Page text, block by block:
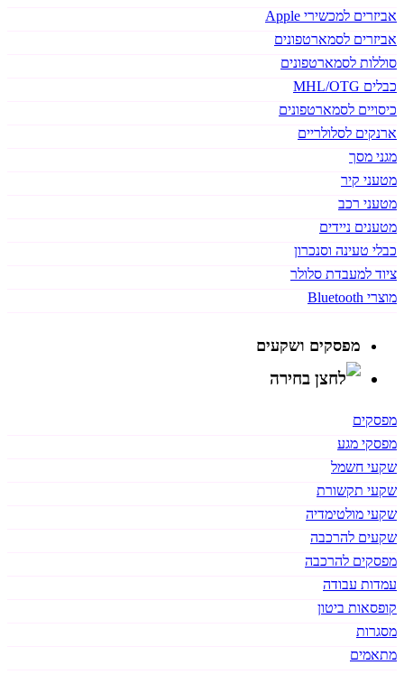
אביזרים למכשירי Apple
אביזרים לסמארטפונים
סוללות לסמארטפונים
כבלים MHL/OTG
כיסויים לסמארטפונים
ארנקים לסלולריים
מגני מסך
מטעני קיר
מטעני רכב
מטענים ניידים
כבלי טעינה וסנכרון
ציוד למעבדת סלולר
מוצרי Bluetooth
מפסקים ושקעים
מפסקים
מפסקי מגע
שקעי חשמל
שקעי תקשורת
שקעי מולטימדיה
שקעים להרכבה
מפסקים להרכבה
עמדות עבודה
קופסאות ביטון
מסגרות
מתאמים